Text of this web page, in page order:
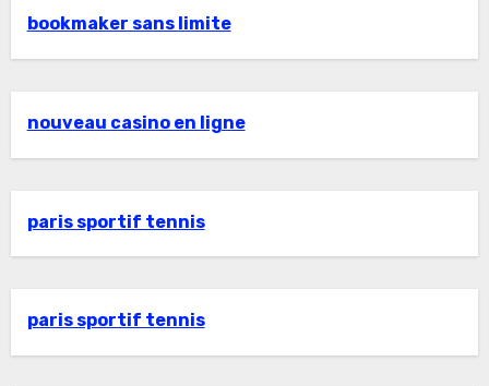
bookmaker sans limite
nouveau casino en ligne
paris sportif tennis
paris sportif tennis